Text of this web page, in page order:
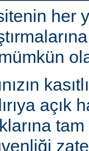
her
açık